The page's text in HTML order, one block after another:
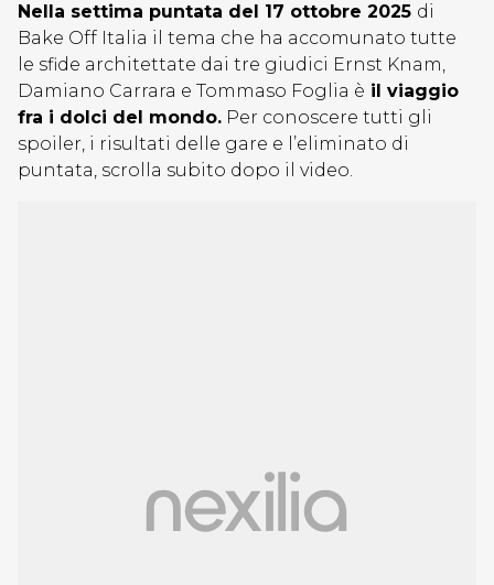
Nella settima puntata del 17 ottobre 2025 di
Bake Off Italia il tema che ha accomunato tutte
le sfide architettate dai tre giudici Ernst Knam,
Damiano Carrara e Tommaso Foglia è il viaggio
fra i dolci del mondo. Per conoscere tutti gli
spoiler, i risultati delle gare e l’eliminato di
puntata, scrolla subito dopo il video.